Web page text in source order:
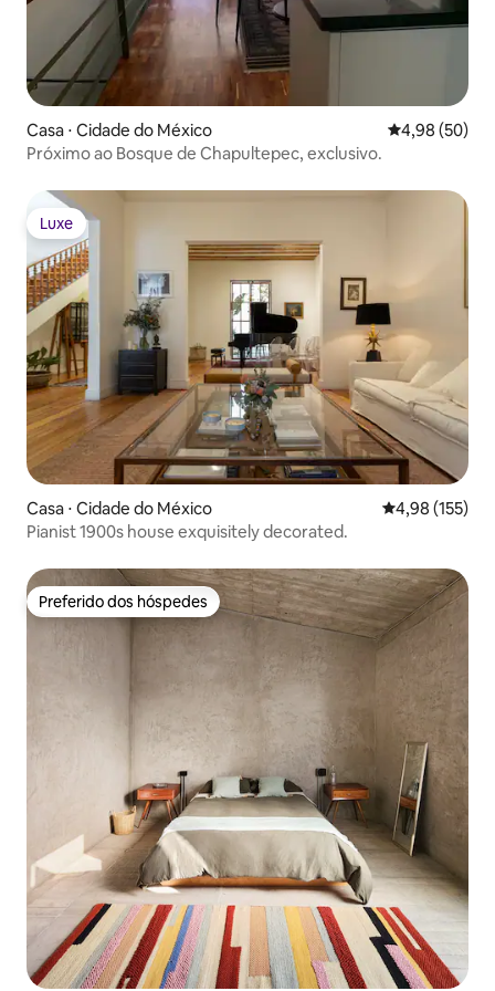
Casa ⋅ Cidade do México 4,98 de uma
4,98 (50)
Próximo ao Bosque de Chapultepec, exclusivo.
Luxe
Luxe
Casa ⋅ Cidade do México 4,98 de uma
4,98 (155)
Pianist 1900s house exquisitely decorated.
Preferido dos hóspedes
Preferido dos hóspedes